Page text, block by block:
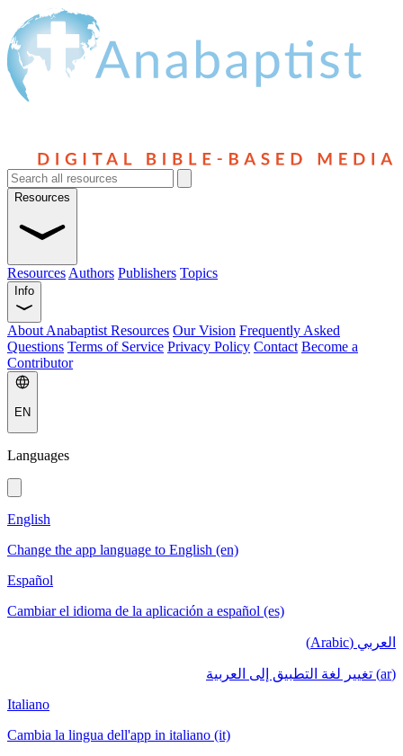
Resources
Resources Authors Publishers Topics
Info
About Anabaptist Resources Our Vision Frequently Asked
Questions Terms of Service Privacy Policy Contact Become a
Contributor
EN
Languages
English
Change the app language to English (en)
Español
Cambiar el idioma de la aplicación a español (es)
العربي (Arabic)
(ar) تغيير لغة التطبيق إلى العربية
Italiano
Cambia la lingua dell'app in italiano (it)